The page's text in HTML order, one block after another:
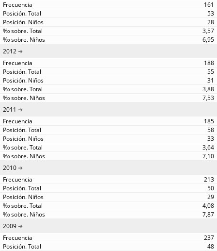
161
53
28
3,57
6,95
2012
188
55
31
3,88
7,53
2011
185
58
33
3,64
7,10
2010
213
50
29
4,08
7,87
2009
237
48